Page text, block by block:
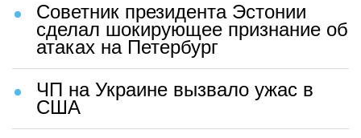
Советник президента Эстонии
сделал шокирующее признание об
атаках на Петербург
ЧП на Украине вызвало ужас в
США